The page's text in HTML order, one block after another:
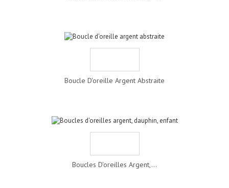
Boucle D'oreille Argent Abstraite
Boucles D'oreilles Argent,...